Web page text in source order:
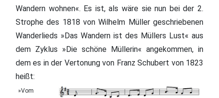
Wandern wohnen«. Es ist, als wäre sie nun bei der 2.
Strophe des 1818 von Wilhelm Müller geschriebenen
Wanderlieds »Das Wandern ist des Müllers Lust« aus
dem Zyklus »Die schöne Müllerin« angekommen, in
dem es in der Vertonung von Franz Schubert von 1823
heißt:
»Vom